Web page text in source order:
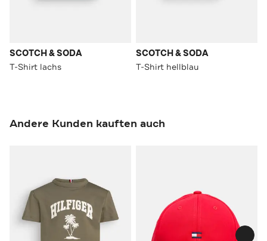
SCOTCH & SODA
T-Shirt lachs
SCOTCH & SODA
T-Shirt hellblau
Andere Kunden kauften auch